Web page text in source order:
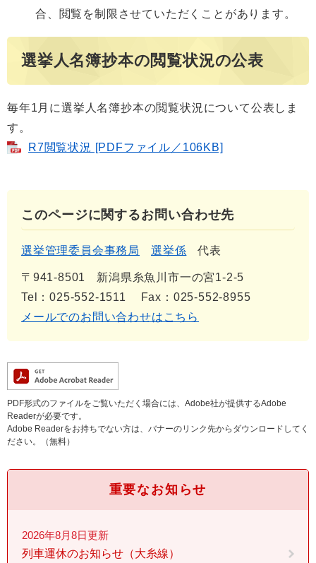
合、閲覧を制限させていただくことがあります。
選挙人名簿抄本の閲覧状況の公表
毎年1月に選挙人名簿抄本の閲覧状況について公表しま
す。
R7閲覧状況 [PDFファイル／106KB]
このページに関するお問い合わせ先
選挙管理委員会事務局 選挙係 代表
〒941-8501
新潟県糸魚川市一の宮1-2-5
Tel：025-552-1511
Fax：025-552-8955
メールでのお問い合わせはこちら
PDF形式のファイルをご覧いただく場合には、Adobe社が提供するAdobe
Readerが必要です。
Adobe Readerをお持ちでない方は、バナーのリンク先からダウンロードしてく
ださい。（無料）
重要なお知らせ
2026年8月8日更新
列車運休のお知らせ（大糸線）